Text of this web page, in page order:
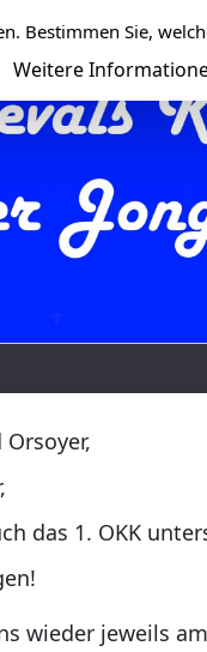
das 1. OKK
wieder jeweils
Bestimmen Sie,
Weitere